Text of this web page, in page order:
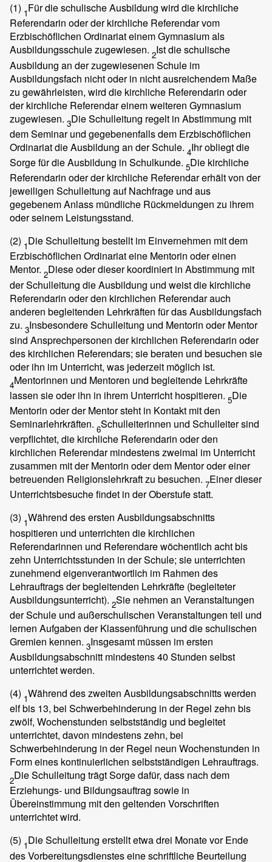
(1) 1Für die schulische Ausbildung wird die kirchliche
Referendarin oder der kirchliche Referendar vom
Erzbischöflichen Ordinariat einem Gymnasium als
Ausbildungsschule zugewiesen. 2Ist die schulische
Ausbildung an der zugewiesenen Schule im
Ausbildungsfach nicht oder in nicht ausreichendem Maße
zu gewährleisten, wird die kirchliche Referendarin oder
der kirchliche Referendar einem weiteren Gymnasium
zugewiesen. 3Die Schulleitung regelt in Abstimmung mit
dem Seminar und gegebenenfalls dem Erzbischöflichen
Ordinariat die Ausbildung an der Schule. 4Ihr obliegt die
Sorge für die Ausbildung in Schulkunde. 5Die kirchliche
Referendarin oder der kirchliche Referendar erhält von der
jeweiligen Schulleitung auf Nachfrage und aus
gegebenem Anlass mündliche Rückmeldungen zu ihrem
oder seinem Leistungsstand.
(2) 1Die Schulleitung bestellt im Einvernehmen mit dem
Erzbischöflichen Ordinariat eine Mentorin oder einen
Mentor. 2Diese oder dieser koordiniert in Abstimmung mit
der Schulleitung die Ausbildung und weist die kirchliche
Referendarin oder den kirchlichen Referendar auch
anderen begleitenden Lehrkräften für das Ausbildungsfach
zu. 3Insbesondere Schulleitung und Mentorin oder Mentor
sind Ansprechpersonen der kirchlichen Referendarin oder
des kirchlichen Referendars; sie beraten und besuchen sie
oder ihn im Unterricht, was jederzeit möglich ist.
4Mentorinnen und Mentoren und begleitende Lehrkräfte
lassen sie oder ihn in ihrem Unterricht hospitieren. 5Die
Mentorin oder der Mentor steht in Kontakt mit den
Seminarlehrkräften. 6Schulleiterinnen und Schulleiter sind
verpflichtet, die kirchliche Referendarin oder den
kirchlichen Referendar mindestens zweimal im Unterricht
zusammen mit der Mentorin oder dem Mentor oder einer
betreuenden Religionslehrkraft zu besuchen. 7Einer dieser
Unterrichtsbesuche findet in der Oberstufe statt.
(3) 1Während des ersten Ausbildungsabschnitts
hospitieren und unterrichten die kirchlichen
Referendarinnen und Referendare wöchentlich acht bis
zehn Unterrichtsstunden in der Schule; sie unterrichten
zunehmend eigenverantwortlich im Rahmen des
Lehrauftrags der begleitenden Lehrkräfte (begleiteter
Ausbildungsunterricht). 2Sie nehmen an Veranstaltungen
der Schule und außerschulischen Veranstaltungen teil und
lernen Aufgaben der Klassenführung und die schulischen
Gremien kennen. 3Insgesamt müssen im ersten
Ausbildungsabschnitt mindestens 40 Stunden selbst
unterrichtet werden.
(4) 1Während des zweiten Ausbildungsabschnitts werden
elf bis 13, bei Schwerbehinderung in der Regel zehn bis
zwölf, Wochenstunden selbstständig und begleitet
unterrichtet, davon mindestens zehn, bei
Schwerbehinderung in der Regel neun Wochenstunden in
Form eines kontinuierlichen selbstständigen Lehrauftrags.
2Die Schulleitung trägt Sorge dafür, dass nach dem
Erziehungs- und Bildungsauftrag sowie in
Übereinstimmung mit den geltenden Vorschriften
unterrichtet wird.
(5) 1Die Schulleitung erstellt etwa drei Monate vor Ende
des Vorbereitungsdienstes eine schriftliche Beurteilung